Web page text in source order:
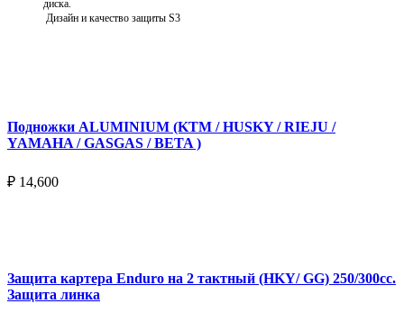
диска.
Дизайн и качество защиты S3
Подножки ALUMINIUM (KTM / HUSKY / RIEJU /
YAMAHA / GASGAS / BETA )
₽ 14,600
Защита картера Enduro на 2 тактный (HKY/ GG) 250/300cc.
Защита линка